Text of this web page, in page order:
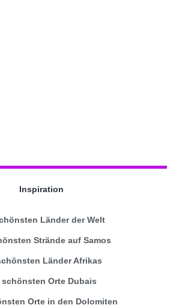
Inspiration
Länder der Welt
Strände auf Samos
Länder Afrikas
schönsten Orte Dubais
Orte in den Dolomiten